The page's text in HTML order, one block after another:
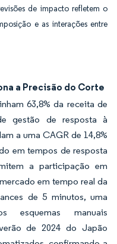
de impacto refletem o
e as interações entre
a Precisão do Corte
63,8% da receita de
gestão de resposta à
a uma CAGR de 14,8%
em tempos de resposta
a participação em
em tempo real da
de 5 minutos, uma
esquemas manuais
de 2024 do Japão